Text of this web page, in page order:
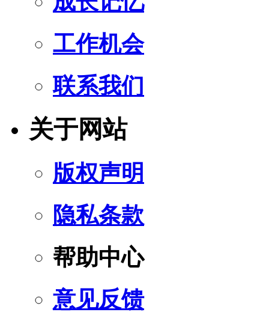
工作机会
联系我们
关于网站
版权声明
隐私条款
帮助中心
意见反馈